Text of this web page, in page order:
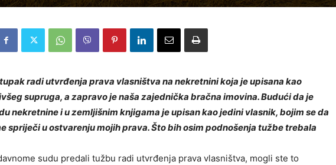
radi utvrđenja prava vlasništva na nekretnini koja je upisana kao
supruga, a zapravo je naša zajednička bračna imovina. Budući da je
nekretnine i u zemljišnim knjigama je upisan kao jedini vlasnik, bojim se da
spriječi u ostvarenju mojih prava. Što bih osim podnošenja tužbe trebala
sudu predali tužbu radi utvrđenja prava vlasništva, mogli ste to